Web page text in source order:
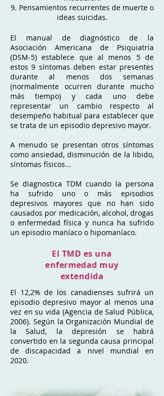
9. Pensamientos recurrentes de muerte o
ideas suicidas.
El manual de diagnóstico de la
Asociación Americana de Psiquiatría
(DSM-5) establece que al menos 5 de
estos 9 síntomas deben estar presentes
durante al menos dos semanas
(normalmente ocurren durante mucho
más tiempo) y cada uno debe
representar un cambio respecto al
desempeño habitual para establecer que
se trata de un episodio depresivo mayor.
A menudo se presentan otros síntomas
como ansiedad, disminución de la libido,
síntomas físicos...
Se diagnostica TDM cuando la persona
ha sufrido uno o más episodios
depresivos mayores que no han sido
causados por medicación, alcohol, drogas
o enfermedad física y nunca ha sufrido
un episodio maníaco o hipomaníaco.
El TMD es una
enfermedad muy
extendida
El 12,2% de los canadienses sufrirá un
episodio depresivo mayor al menos una
vez en su vida (Agencia de Salud Pública,
2006). Según la Organización Mundial de
la Salud, la depresión se habrá
convertido en la segunda causa principal
de discapacidad a nivel mundial en
2020.